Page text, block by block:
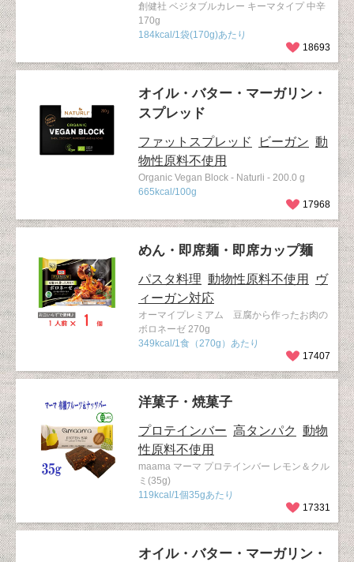
創健社 ベジタブルカレー キーマタイプ 中辛
170g
184kcal/1袋(170g)あたり
18693
オイル・バター・マーガリン・
スプレッド
ファットスプレッド ビーガン 動
物性原料不使用
Organic Vegan Block - Naturli - 200.0 g
665kcal/100g
17968
めん・即席麺・即席カップ麺
パスタ料理 動物性原料不使用
ヴ
ィーガン対応
オーマイプレミアム 豆腐から作ったお肉の
ボロネーゼ 270g
349kcal/1食（270g）あたり
17407
洋菓子・焼菓子
プロテインバー 高タンパク
動物
性原料不使用
maama マーマ プロテインバー レモン＆クル
ミ(35g)
119kcal/1個35gあたり
17331
オイル・バター・マーガリン・